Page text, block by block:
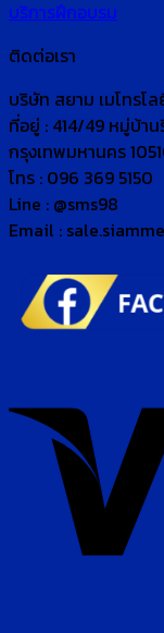
บริการฝึกอบรม
ติดต่อเรา
บริษัท สยาม เมโทร
ที่อยู่ : 414/49 หมู่บ้า
กรุงเทพมหานคร
โทร : 096 369 5150
Line : @sms98
Email :